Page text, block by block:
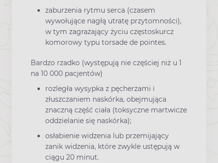
zaburzenia rytmu serca (czasem
wywołujące nagłą utratę przytomności),
w tym zagrażający życiu częstoskurcz
komorowy typu torsade de pointes.
Bardzo rzadko (występują nie częściej niż u 1
na 10 000 pacjentów)
rozległa wysypka z pęcherzami i
złuszczaniem naskórka, obejmująca
znaczną część ciała (toksyczne martwicze
oddzielanie się naskórka);
osłabienie widzenia lub przemijający
zanik widzenia, które zwykle ustępują w
ciągu 20 minut.